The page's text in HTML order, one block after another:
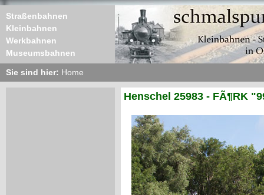
Straßenbahnen
Kleinbahnen
Werkbahnen
Museumsbahnen
Sie sind hier: Home
Henschel 25983 - FÃ¶RK